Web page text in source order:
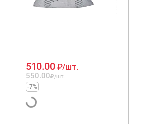
550.00₽/шт.
510.00 ₽/шт.
-7%